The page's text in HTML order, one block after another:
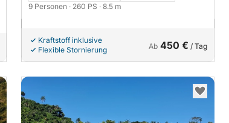
9 Personen · 260 PS · 8.5 m
Kraftstoff inklusive
Flexible Stornierung
Ab 450 € / Tag